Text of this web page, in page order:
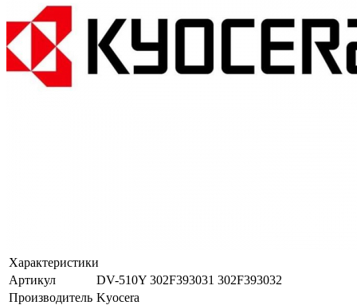
Характеристики
Артикул
DV-510Y 302F393031 302F393032
Производитель Kyocera